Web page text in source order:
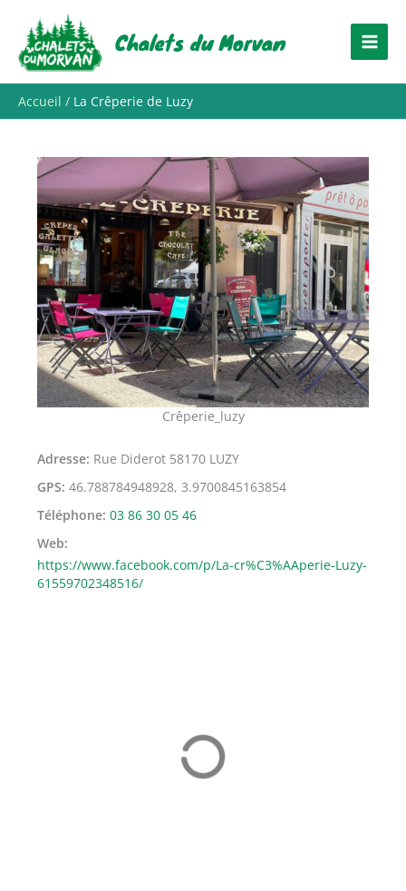
contenu
Chalets du Morvan
Accueil La Crêperie de Luzy
Crêperie_luzy
Adresse Rue Diderot 58170 LUZY
GPS 46.788784948928, 3.9700845163854
Téléphone 03 86 30 05 46
Web
https://www.facebook.com/p/La-cr%C3%AAperie-Luzy-
61559702348516/